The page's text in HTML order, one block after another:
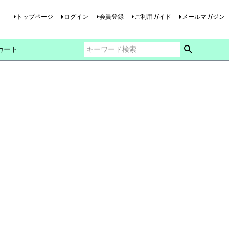
トップページ ログイン 会員登録 ご利用ガイド メールマガジン
ート